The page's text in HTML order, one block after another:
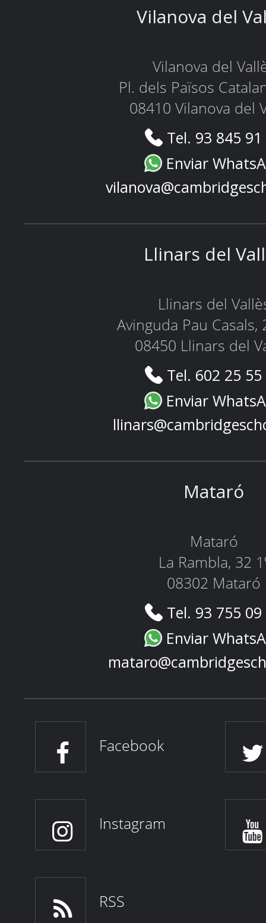
Vilanova del
Vilanova del
Pl. dels Països
08410 Vilanova del
Tel. 93 845
Enviar
Llinars del
Llinars del
Avinguda Pau Casals,
08450 Llinars del
Tel. 602 25
Enviar
Mataró
Mataró
La Rambla, 32
08302 Mataró
Tel. 93 755
Enviar
Facebook
Instagram
RSS